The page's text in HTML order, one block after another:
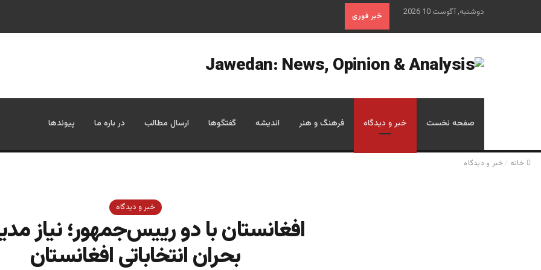
دوشنبه, آگوست 10 2026 خبر فوری
صفحه نخست خبر و دیدگاه فرهنگ و هنر اندیشه گفتگوها ارسال مطالب در باره ما پیوندها
خانه /خبر و دیدگاه
خبر و دیدگاه
افغانستان با دو رییس‌جمهور؛ نیاز
بحران انتخاباتی افغانستان